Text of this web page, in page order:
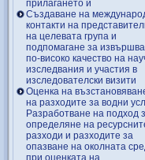
прилагането й
Създаване на
контакти на
на целевата група и
подпомагане за извършване на
по-високо качество на
изследвания и участия в
изследователски визити
Оценка на
на разходите за водни
Разработване на подход
определяне на
разходи и разходите за
опазване на околната
при оценката на